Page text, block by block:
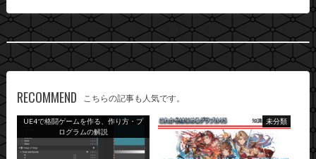
RECOMMEND こちらの記事も人気です。
UE4で格闘ゲームを作る、作り方・プ
ログラムの解説
未分類